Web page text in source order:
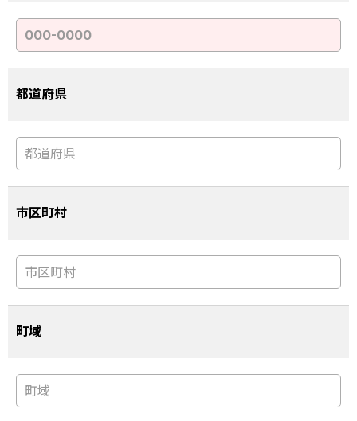
都道府県
市区町村
町域